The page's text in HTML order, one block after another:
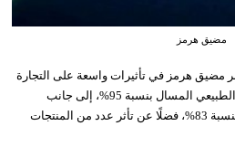
مضيق هرمز
هرمز في تأثيرات واسعة على التجارة
العالمية، مع تراجع صادرات الغاز الطبيعي المسال بنسبة 95%، إلى جانب
انخفاض صادرات أسمدة اليوريا بنسبة 83%، فضلًا عن تأثر عدد من المنتجات